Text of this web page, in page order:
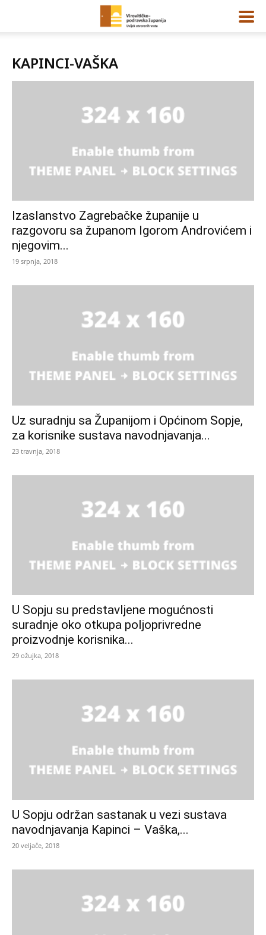
KAPINCI-VAŠKA
Izaslanstvo Zagrebačke županije u
razgovoru sa županom Igorom Androvićem i
njegovim...
19 srpnja, 2018
Uz suradnju sa Županijom i Općinom Sopje,
za korisnike sustava navodnjavanja...
23 travnja, 2018
U Sopju su predstavljene mogućnosti
suradnje oko otkupa poljoprivredne
proizvodnje korisnika...
29 ožujka, 2018
U Sopju održan sastanak u vezi sustava
navodnjavanja Kapinci – Vaška,...
20 veljače, 2018